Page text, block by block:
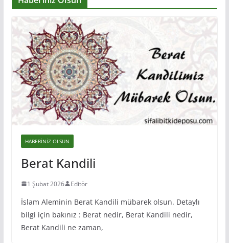
HABERINIZ OLSUN
Berat Kandili
1 Şubat 2026 Editör
İslam Aleminin Berat Kandili mübarek olsun. Detaylı
bilgi için bakınız : Berat nedir, Berat Kandili nedir,
Berat Kandili ne zaman,